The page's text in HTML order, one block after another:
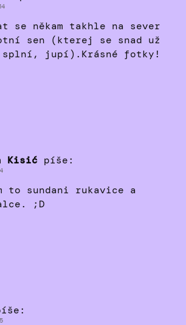
se někam takhle na sever
sen (kterej se snad už
jupí).Krásné fotky!
Kisić píše:
to sundani rukavice a
;D